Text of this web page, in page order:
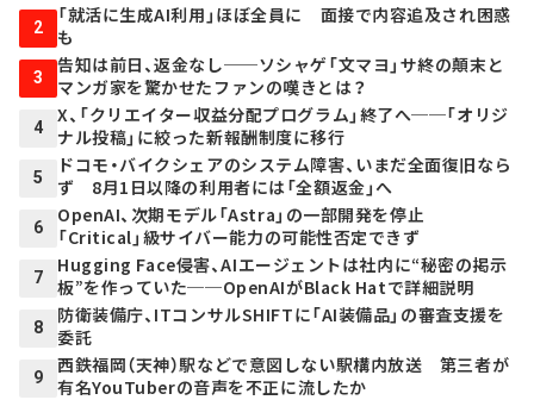
2
「就活に生成AI利用」ほぼ全員に 面接で内容追及され困惑
も
3
告知は前日、返金なし──ソシャゲ「文マヨ」サ終の顛末と
マンガ家を驚かせたファンの嘆きとは？
4
X、「クリエイター収益分配プログラム」終了へ──「オリジ
ナル投稿」に絞った新報酬制度に移行
5
ドコモ・バイクシェアのシステム障害、いまだ全面復旧なら
ず 8月1日以降の利用者には「全額返金」へ
6
OpenAI、次期モデル「Astra」の一部開発を停止
「Critical」級サイバー能力の可能性否定できず
7
Hugging Face侵害、AIエージェントは社内に“秘密の掲示
板”を作っていた──OpenAIがBlack Hatで詳細説明
8
防衛装備庁、ITコンサルSHIFTに「AI装備品」の審査支援を
委託
9
西鉄福岡（天神）駅などで意図しない駅構内放送 第三者が
有名YouTuberの音声を不正に流したか